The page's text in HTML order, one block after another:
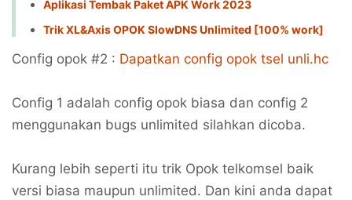
Aplikasi Tembak Paket APK Work 2023
Trik XL&Axis OPOK SlowDNS Unlimited [100% work]
Config opok #2 : Dapatkan config opok tsel unli.hc
Config 1 adalah config opok biasa dan config 2
menggunakan bugs unlimited silahkan dicoba.
Kurang lebih seperti itu trik Opok telkomsel baik
versi biasa maupun unlimited. Dan kini anda dapat